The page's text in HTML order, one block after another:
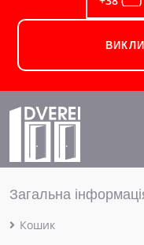
Загальна
Кошик